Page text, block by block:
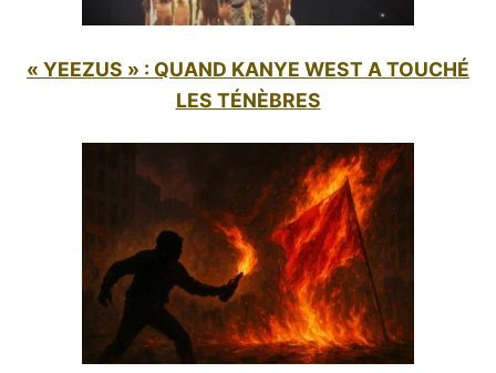
« YEEZUS » : QUAND KANYE WEST A TOUCHÉ
LES TÉNÈBRES